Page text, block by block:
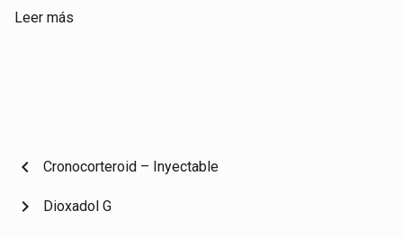
Leer más
chevron_left Cronocorteroid – Inyectable
Dioxadol G
chevron_right